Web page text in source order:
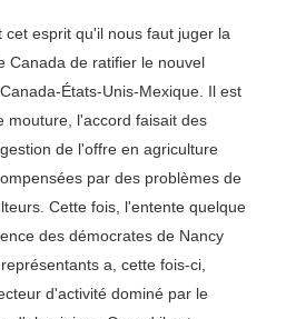
esprit qu'il nous faut juger la
Canada de ratifier le nouvel
États-Unis-Mexique. Il est
mouture, l'accord faisait des
de l'offre en agriculture
par des problèmes de
Cette fois, l'entente quelque
des démocrates de Nancy
a, cette fois-ci,
d'activité dominé par le